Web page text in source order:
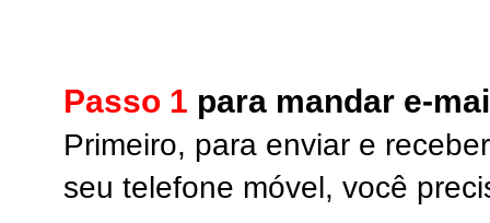
Passo 1 para mandar e-
Primeiro, para enviar e
seu telefone móvel, você